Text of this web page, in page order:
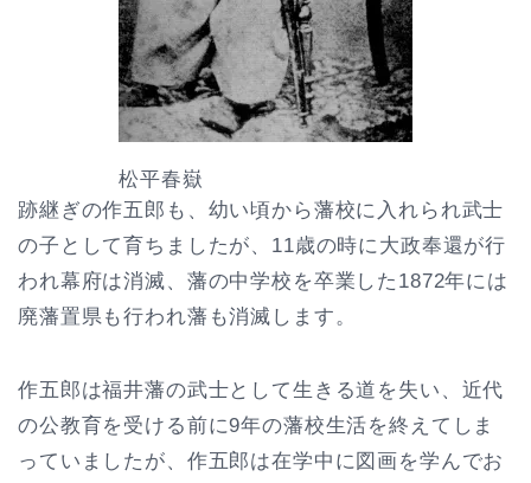
松平春嶽
跡継ぎの作五郎も、幼い頃から藩校に入れられ武士
の子として育ちましたが、11歳の時に大政奉還が行
われ幕府は消滅、藩の中学校を卒業した1872年には
廃藩置県も行われ藩も消滅します。
作五郎は福井藩の武士として生きる道を失い、近代
の公教育を受ける前に9年の藩校生活を終えてしま
っていましたが、作五郎は在学中に図画を学んでお